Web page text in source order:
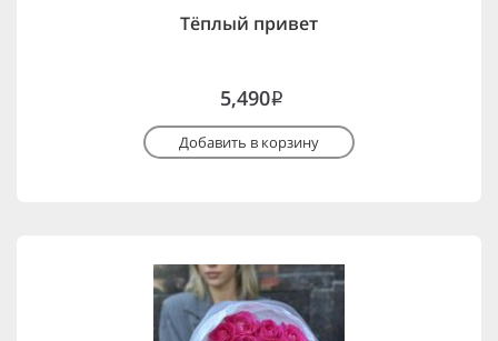
Тёплый привет
5,490i
Добавить в корзину